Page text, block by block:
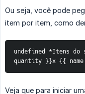
Ou seja, você pode
item por item, como
undefined *Itens
quantity }}x {{
Veja que para iniciar